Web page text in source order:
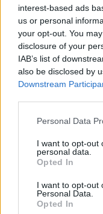
interest-based ads
us or personal
your opt-out. You
disclosure of your
IAB’s list of
also be disclosed by
Downstream
Please note that this
not limited to your
grant or deny
use your data for
consent section.
Personal Data
I want to opt-out
personal data.
Opted In
I want to opt-out
Personal Data.
Opted In
ΑΣΤΥΝΟΜΙΚΆ
τροχαίο –
ΑΝΑΡΤΗΘΗΚΕ ΑΠΟ